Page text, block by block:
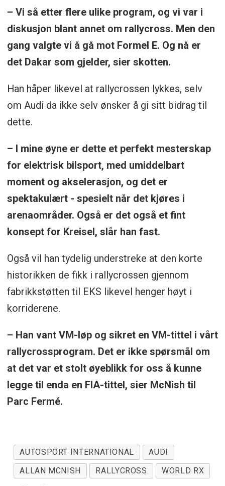
– Vi så etter flere ulike program, og vi var i
diskusjon blant annet om rallycross. Men den
gang valgte vi å gå mot Formel E. Og nå er
det Dakar som gjelder, sier skotten.
Han håper likevel at rallycrossen lykkes, selv
om Audi da ikke selv ønsker å gi sitt bidrag til
dette.
– I mine øyne er dette et perfekt mesterskap
for elektrisk bilsport, med umiddelbart
moment og akselerasjon, og det er
spektakulært - spesielt når det kjøres i
arenaområder. Også er det også et fint
konsept for Kreisel, slår han fast.
Også vil han tydelig understreke at den korte
historikken de fikk i rallycrossen gjennom
fabrikkstøtten til EKS likevel henger høyt i
korriderene.
– Han vant VM-løp og sikret en VM-tittel i vårt
rallycrossprogram. Det er ikke spørsmål om
at det var et stolt øyeblikk for oss å kunne
legge til enda en FIA-tittel, sier McNish til
Parc Fermé.
AUTOSPORT INTERNATIONAL
AUDI
ALLAN MCNISH
RALLYCROSS WORLD RX